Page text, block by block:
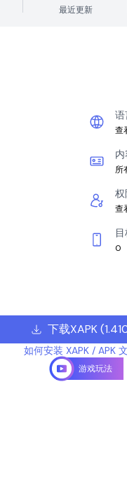
最近更新
语
查
所
权
查
0
下载XAPK(
如何安装 XAPK / APK
游戏玩法